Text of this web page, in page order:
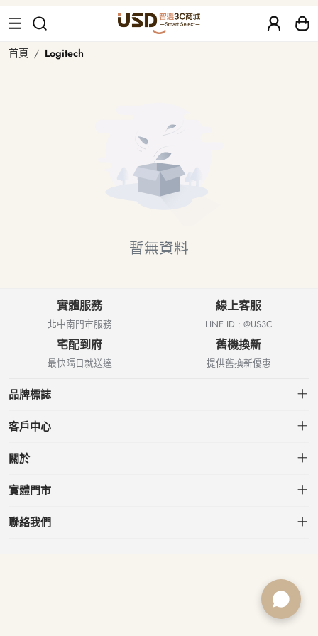
Logitech 二手、福利品｜USD 智選
首頁 Logitech
暫無資料
實體服務
北中南門市服務
線上客服
LINE ID : @US3C
宅配到府
最快隔日就送達
舊機換新
提供舊換新優惠
品牌標誌
客戶中心
會員中心
關於
關於US3C
實體門市
台北小南門店
台北南港店
聯絡我們